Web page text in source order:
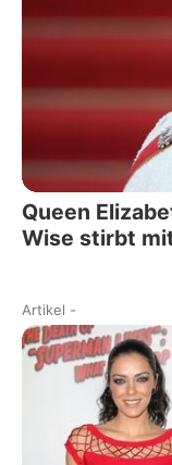
Queen
Wise stirbt
Artikel -